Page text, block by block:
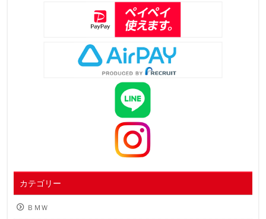
カテゴリー
ＢＭＷ